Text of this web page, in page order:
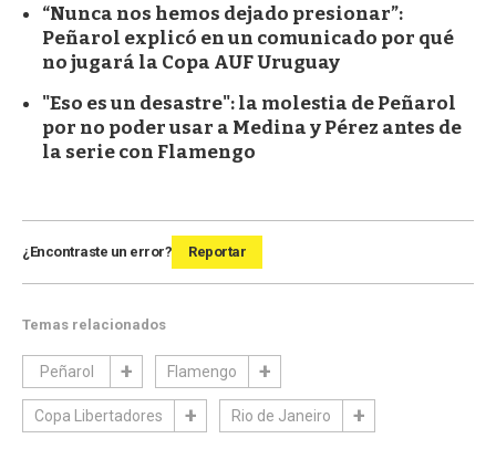
“Nunca nos hemos dejado presionar”:
Peñarol explicó en un comunicado por qué
no jugará la Copa AUF Uruguay
"Eso es un desastre": la molestia de Peñarol
por no poder usar a Medina y Pérez antes de
la serie con Flamengo
¿Encontraste un error? Reportar
Temas relacionados
Peñarol Flamengo
Copa Libertadores Rio de Janeiro